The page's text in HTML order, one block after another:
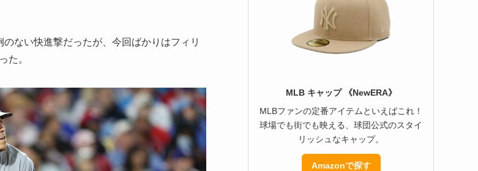
ない快進撃だったが、今回ばかりはフィリ
た。
MLB キャップ 《NewERA》
MLBファンの定番アイテムといえばこれ！
球場でも街でも映える、球団公式のスタイ
リッシュなキャップ。
Amazonで探す